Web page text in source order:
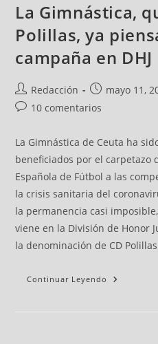
La Gimnástica,
Polillas, ya
campaña en DHJ
Redacción mayo 11,
10 comentarios
La Gimnástica de Ceuta ha
beneficiados por el carpetazo
Española de Fútbol a las
la crisis sanitaria del
la permanencia casi
viene en la División de Honor
la denominación de CD
Continuar Leyendo